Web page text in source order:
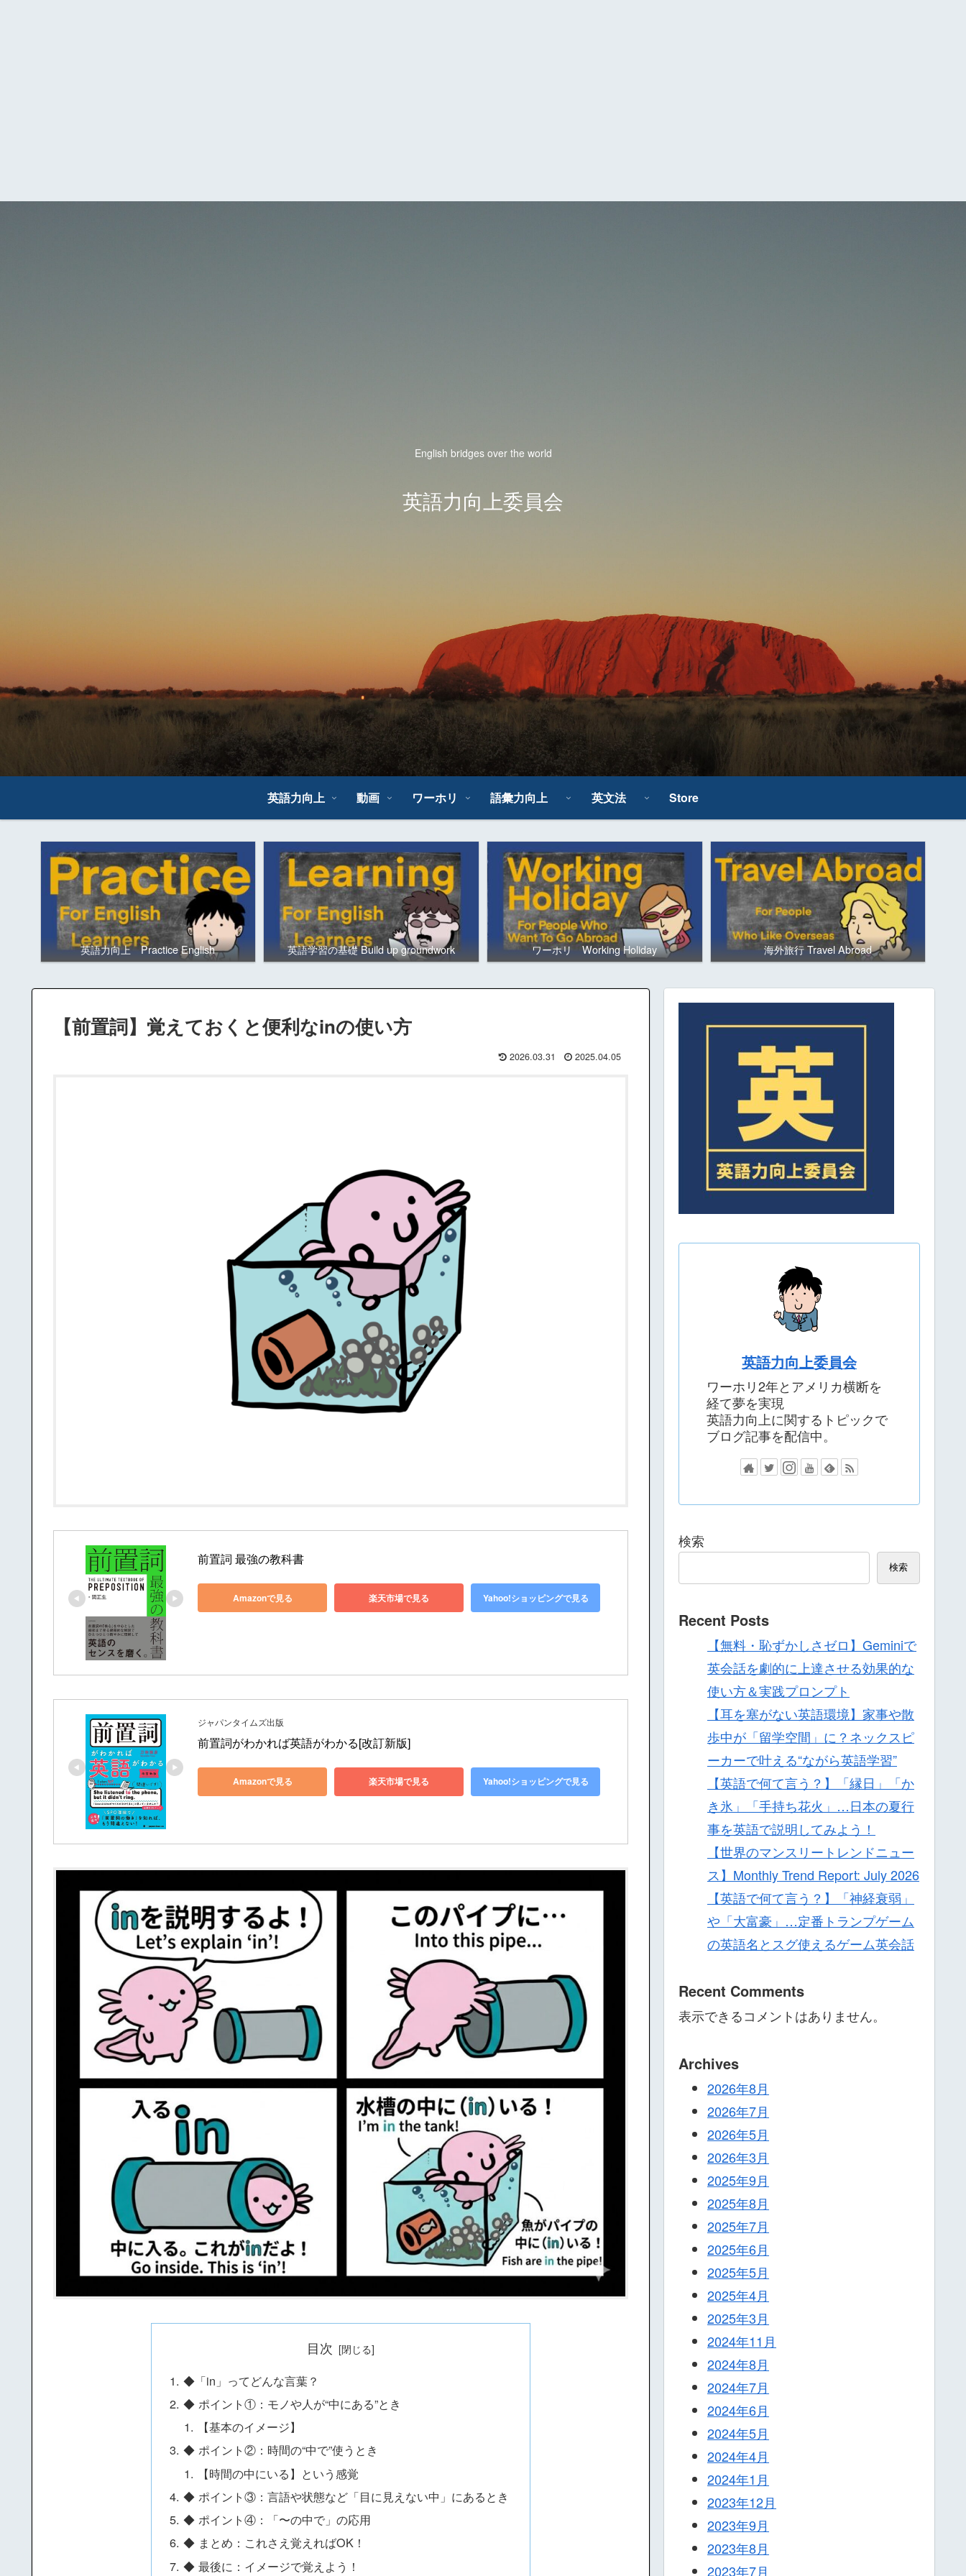
English bridges over the world
英語力向上委員会
英語力向上 動画 ワーホリ 語彙力向上 英文法 Store
英語力向上 Practice English 英語学習の基礎 Build up groundwork ワーホリ Working Holiday 海外旅行 Travel Abroad
【前置詞】覚えておくと便利なinの使い方
2026.03.31 2025.04.05
前置詞 最強の教科書
Amazonで見る 楽天市場で見る Yahoo!ショッピングで見る
ジャパンタイムズ出版
前置詞がわかれば英語がわかる[改訂新版]
Amazonで見る 楽天市場で見る Yahoo!ショッピングで見る
目次
◆「in」ってどんな言葉？
◆ ポイント①：モノや人が“中にある”とき
【基本のイメージ】
◆ ポイント②：時間の“中で”使うとき
【時間の中にいる】という感覚
◆ ポイント③：言語や状態など「目に見えない中」にあるとき
◆ ポイント④：「〜の中で」の応用
◆ まとめ：これさえ覚えればOK！
◆ 最後に：イメージで覚えよう！
英語力向上委員会
ワーホリ2年とアメリカ横断を
経て夢を実現
英語力向上に関するトピックで
ブログ記事を配信中。
検索
検索
Recent Posts
【無料・恥ずかしさゼロ】Geminiで
英会話を劇的に上達させる効果的な
使い方＆実践プロンプト
【耳を塞がない英語環境】家事や散
歩中が「留学空間」に？ネックスピ
ーカーで叶える“ながら英語学習”
【英語で何て言う？】「縁日」「か
き氷」「手持ち花火」…日本の夏行
事を英語で説明してみよう！
【世界のマンスリートレンドニュー
ス】Monthly Trend Report: July 2026
【英語で何て言う？】「神経衰弱」
や「大富豪」…定番トランプゲーム
の英語名とスグ使えるゲーム英会話
Recent Comments
表示できるコメントはありません。
Archives
2026年8月
2026年7月
2026年5月
2026年3月
2025年9月
2025年8月
2025年7月
2025年6月
2025年5月
2025年4月
2025年3月
2024年11月
2024年8月
2024年7月
2024年6月
2024年5月
2024年4月
2024年1月
2023年12月
2023年9月
2023年8月
2023年7月